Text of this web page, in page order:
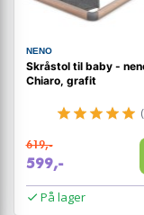
NENO
Skråstol til baby -
Chiaro, grafit
619,-
599,-
På lager